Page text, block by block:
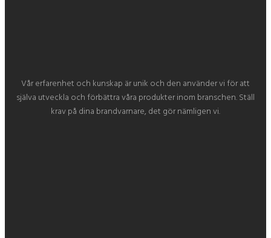
Vår erfarenhet och kunskap är unik och den använder vi för att
själva utveckla och förbättra våra produkter inom branschen. Ställ
krav på dina brandvarnare, det gör nämligen vi.